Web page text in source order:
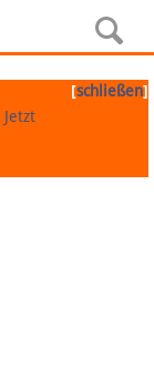
[schließen]
Jetzt